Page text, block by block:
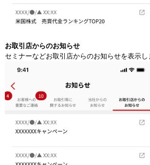
お取引店からのお知らせ
セミナーなどお取引店からのお知らせを表示し